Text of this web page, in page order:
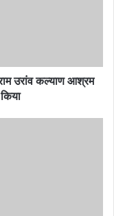
उरांव कल्याण आश्रम